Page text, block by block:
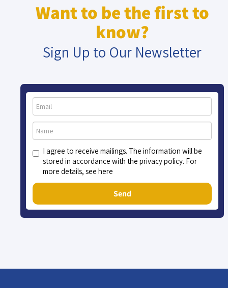
Want to be the first to
know?
Sign Up to Our Newsletter
I agree to receive mailings. The information will be
stored in accordance with the privacy policy. For
more details, see here
Send